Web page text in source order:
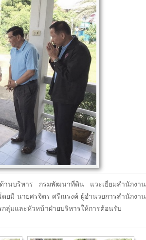
นบริหาร กรมพัฒนาที่ดิน แวะเยี่ยมสำนักงาน
ยมี นายศรจิตร ศรีณรงค์ ผู้อำนวยการสำนักงาน
ลุ่มและหัวหน้าฝ่ายบริหารให้การต้อนรับ